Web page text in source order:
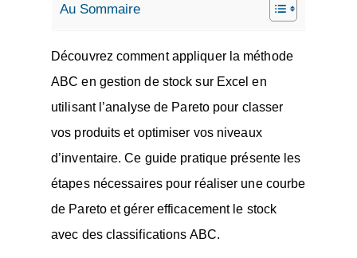
Au Sommaire
Découvrez comment appliquer la méthode
ABC en gestion de stock sur Excel en
utilisant l’analyse de Pareto pour classer
vos produits et optimiser vos niveaux
d’inventaire. Ce guide pratique présente les
étapes nécessaires pour réaliser une courbe
de Pareto et gérer efficacement le stock
avec des classifications ABC.